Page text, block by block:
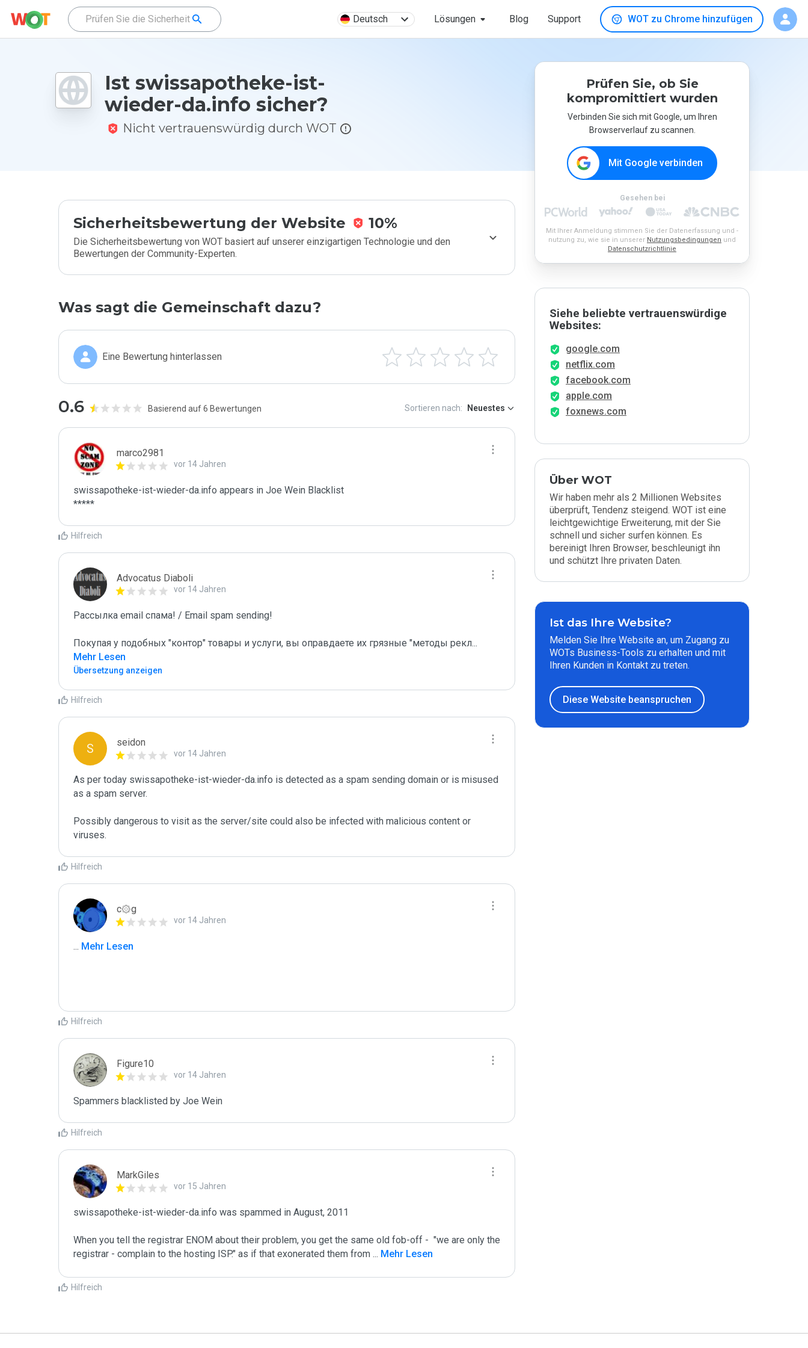
Deutsch Lösungen Blog Support WOT zu Chrome hinzufügen
Ist swissapotheke-ist-
wieder-da.info sicher?
Nicht vertrauenswürdig durch WOT
Sicherheitsbewertung der Website 10%
Die Sicherheitsbewertung von WOT basiert auf unserer einzigartigen Technologie und den
Bewertungen der Community-Experten.
Was sagt die Gemeinschaft dazu?
Eine Bewertung hinterlassen
0.6 Basierend auf 6 Bewertungen Sortieren nach: Neuestes
marco2981
vor 14 Jahren
swissapotheke-ist-wieder-da.info appears in Joe Wein Blacklist
*****
Hilfreich
Advocatus Diaboli
vor 14 Jahren
Рассылка email спама! / Email spam sending!
Покупая у подобных "контор" товары и услуги, вы оправдаете их грязные "методы рекл...
Mehr Lesen
Übersetzung anzeigen
Hilfreich
S seidon
vor 14 Jahren
As per today swissapotheke-ist-wieder-da.info is detected as a spam sending domain or is misused
as a spam server.
Possibly dangerous to visit as the server/site could also be infected with malicious content or
Hilfreich
c۞g
vor 14 Jahren
... Mehr Lesen
Hilfreich
Figure10
vor 14 Jahren
Spammers blacklisted by Joe Wein
Hilfreich
MarkGiles
vor 15 Jahren
swissapotheke-ist-wieder-da.info was spammed in August, 2011
When you tell the registrar ENOM about their problem, you get the same old fob-off -  "we are only the
registrar - complain to the hosting ISP." as if that exonerated them from ... Mehr Lesen
Hilfreich
Prüfen Sie, ob Sie
kompromittiert wurden
Verbinden Sie sich mit Google, um Ihren
Browserverlauf zu scannen.
Mit Google verbinden
Gesehen bei
Mit Ihrer Anmeldung stimmen Sie der Datenerfassung und -
nutzung zu, wie sie in unserer Nutzungsbedingungen und
Datenschutzrichtlinie
Siehe beliebte vertrauenswürdige
Websites:
google.com
netflix.com
facebook.com
apple.com
foxnews.com
Über WOT
Wir haben mehr als 2 Millionen Websites
überprüft, Tendenz steigend. WOT ist eine
leichtgewichtige Erweiterung, mit der Sie
schnell und sicher surfen können. Es
bereinigt Ihren Browser, beschleunigt ihn
und schützt Ihre privaten Daten.
Ist das Ihre Website?
Melden Sie Ihre Website an, um Zugang zu
WOTs Business-Tools zu erhalten und mit
Ihren Kunden in Kontakt zu treten.
Diese Website beanspruchen